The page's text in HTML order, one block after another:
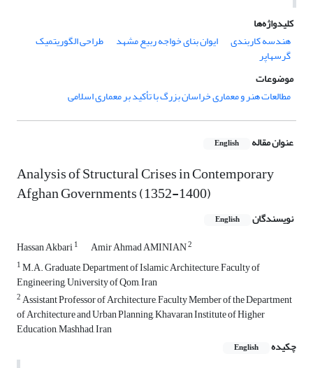
کلیدواژه‌ها
هندسه کاربندی
ایوان بنای خواجه ربیع مشهد طراحی الگوریتمیک
گرسهاپر
موضوعات
مطالعات هنر و معماری خراسان بزرگ با تأکید بر معماری اسلامی
عنوان مقاله English
Analysis of Structural Crises in Contemporary
Afghan Governments (1352-1400)
نویسندگان English
Hassan Akbari1 Amir Ahmad AMINIAN2
1M.A. Graduate, Department of Islamic Architecture, Faculty of
Engineering, University of Qom, Iran
2Assistant Professor of Architecture, Faculty Member of the Department
of Architecture and Urban Planning, Khavaran Institute of Higher
Education, Mashhad, Iran
چکیده
English